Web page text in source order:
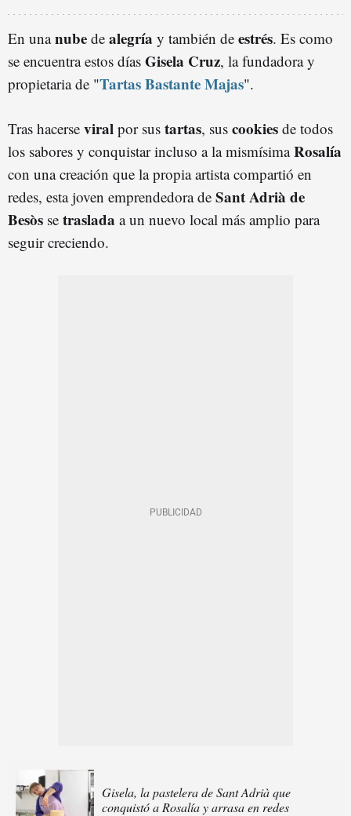
En unanube de alegría y también de estrés. Es como
se encuentra estos días Gisela Cruz, la fundadora y
propietaria de "Tartas Bastante Majas".
Tras hacerse viral por sus tartas, sus cookies de todos
los sabores y conquistar incluso a la mismísimaRosalía
con una creación que la propia artista compartió en
redes, esta joven emprendedora de Sant Adrià de
Besòs se traslada a un nuevo local más amplio para
seguir creciendo.
Gisela, la pastelera de Sant Adrià que
conquistó a Rosalía y arrasa en redes